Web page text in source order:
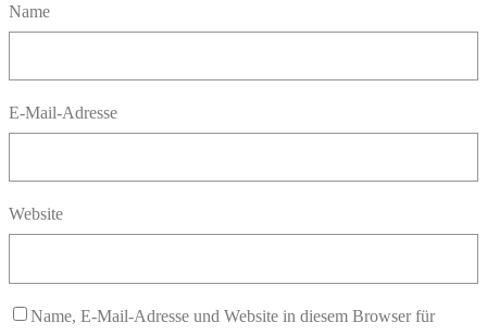
Name
E-Mail-Adresse
Website
Name, E-Mail-Adresse und Website in diesem Browser für